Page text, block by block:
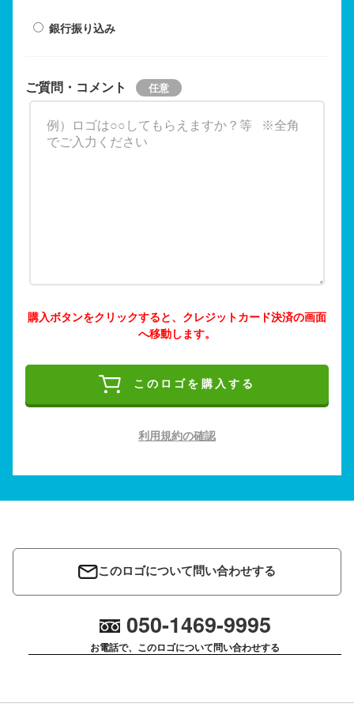
銀行振り込み
ご質問・コメント
購入ボタンをクリックすると、クレジットカード決済の画面
へ移動します。
このロゴを購入する
利用規約の確認
このロゴについて問い合わせする
050-1469-9995
お電話で、このロゴについて問い合わせする